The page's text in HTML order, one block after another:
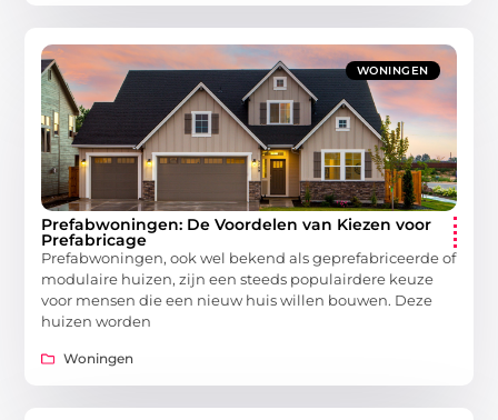
WONINGEN
Prefabwoningen: De Voordelen van Kiezen voor
Prefabricage
Prefabwoningen, ook wel bekend als geprefabriceerde of
modulaire huizen, zijn een steeds populairdere keuze
voor mensen die een nieuw huis willen bouwen. Deze
huizen worden
Woningen